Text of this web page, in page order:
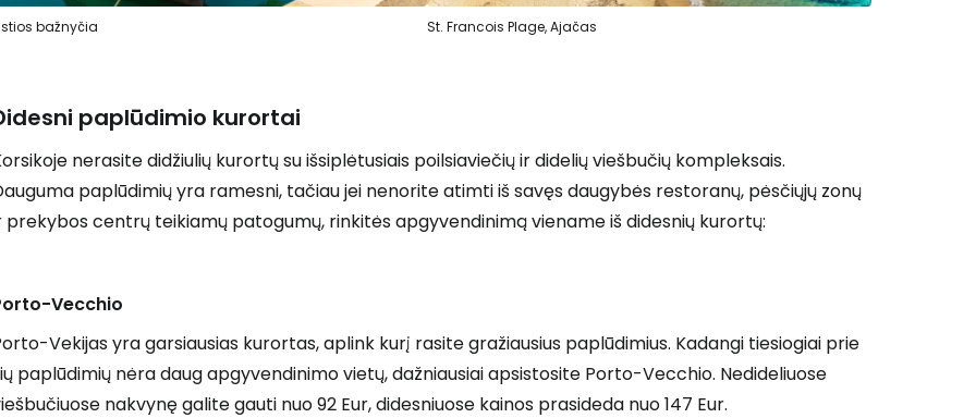
bažnyčia St. Francois Plage, Ajačas
paplūdimio kurortai
nerasite didžiulių kurortų su išsiplėtusiais poilsiaviečių ir didelių viešbučių kompleksais.
paplūdimių yra ramesni, tačiau jei nenorite atimti iš savęs daugybės restoranų, pėsčiųjų zonų
prekybos centrų teikiamų patogumų, rinkitės apgyvendinimą viename iš didesnių kurortų:
Vecchio
Vekijas yra garsiausias kurortas, aplink kurį rasite gražiausius paplūdimius. Kadangi tiesiogiai prie
paplūdimių nėra daug apgyvendinimo vietų, dažniausiai apsistosite Porto-Vecchio. Nedideliuose
nakvynę galite gauti nuo 92 Eur, didesniuose kainos prasideda nuo 147 Eur.
Tęsti el. paštu